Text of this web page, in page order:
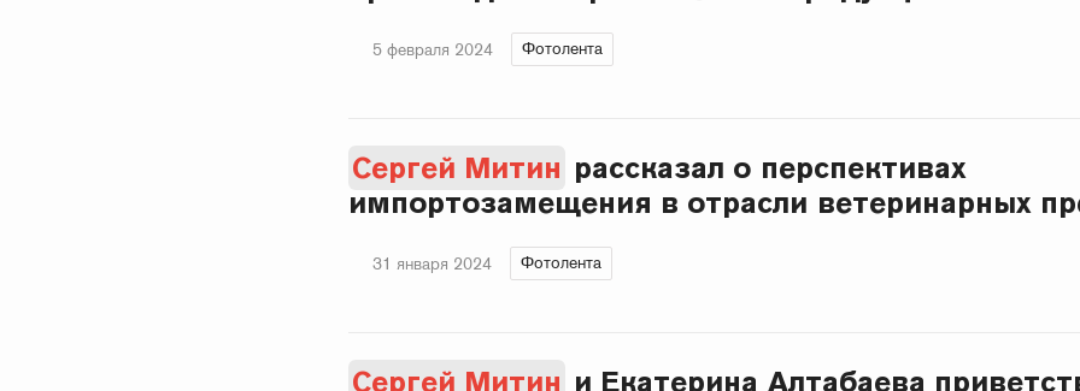
5 февраля 2024 Фотолента
Сергей Митин рассказал о перспективах
импортозамещения в отрасли ветеринарных
31 января 2024 Фотолента
Сергей Митин и Екатерина Алтабаева